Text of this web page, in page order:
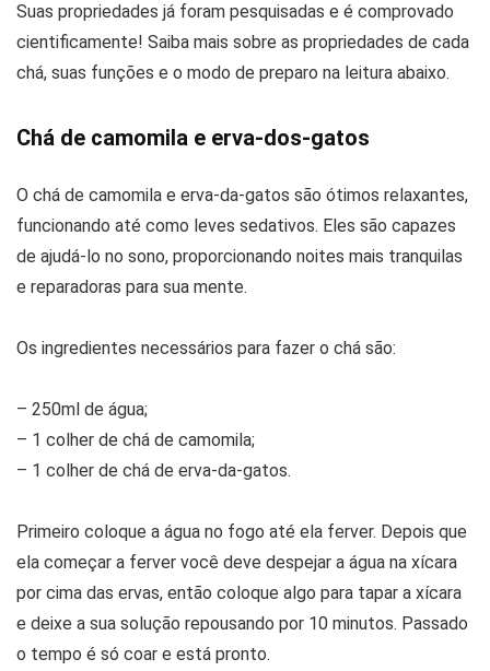
Suas propriedades já foram pesquisadas e é comprovado
cientificamente! Saiba mais sobre as propriedades de cada
chá, suas funções e o modo de preparo na leitura abaixo.
Chá de camomila e erva-dos-gatos
O chá de camomila e erva-da-gatos são ótimos relaxantes,
funcionando até como leves sedativos. Eles são capazes
de ajudá-lo no sono, proporcionando noites mais tranquilas
e reparadoras para sua mente.
Os ingredientes necessários para fazer o chá são:
– 250ml de água;
– 1 colher de chá de camomila;
– 1 colher de chá de erva-da-gatos.
Primeiro coloque a água no fogo até ela ferver. Depois que
ela começar a ferver você deve despejar a água na xícara
por cima das ervas, então coloque algo para tapar a xícara
e deixe a sua solução repousando por 10 minutos. Passado
o tempo é só coar e está pronto.